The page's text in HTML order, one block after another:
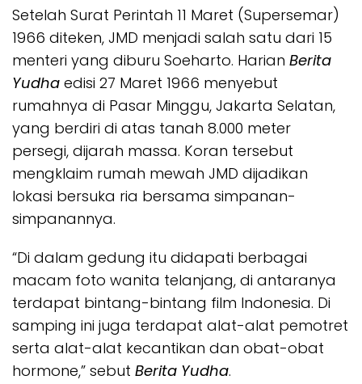
Setelah Surat Perintah 11 Maret (Supersemar)
1966 diteken, JMD menjadi salah satu dari 15
menteri yang diburu Soeharto. Harian Berita
Yudha edisi 27 Maret 1966 menyebut
rumahnya di Pasar Minggu, Jakarta Selatan,
yang berdiri di atas tanah 8.000 meter
persegi, dijarah massa. Koran tersebut
mengklaim rumah mewah JMD dijadikan
lokasi bersuka ria bersama simpanan-
simpanannya.
“Di dalam gedung itu didapati berbagai
macam foto wanita telanjang, di antaranya
terdapat bintang-bintang film Indonesia. Di
samping ini juga terdapat alat-alat pemotret
serta alat-alat kecantikan dan obat-obat
hormone,” sebut Berita Yudha.